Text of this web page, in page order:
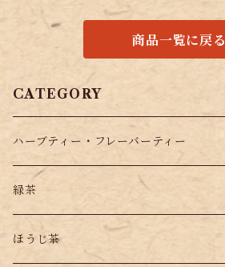
商品一覧に戻る
CATEGORY
ハーブティー・フレーバーティー
緑茶
ほうじ茶